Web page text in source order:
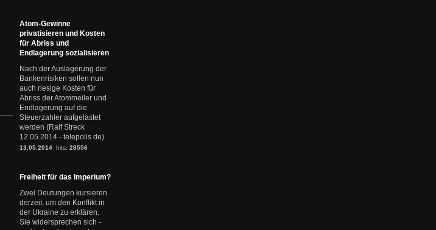
Atom-Gewinne
privatisieren und Kosten
für Abriss und
Endlagerung sozialisieren
Nach der Auslagerung der
Bankenrisiken sollen nun
auch riesige Kosten für
Abriss der Atommeiler und
Endlagerung auf die
Steuerzahler aufgelastet
werden (Ralf Streck
12.05.2014 - telepolis.de)
13.05.2014 hits: 28556
Freiheit für das Imperium?
Zwei Deutungen kursieren
derzeit, um den Konflikt in
der Ukraine zu erklären.
Sie widersprechen sich -